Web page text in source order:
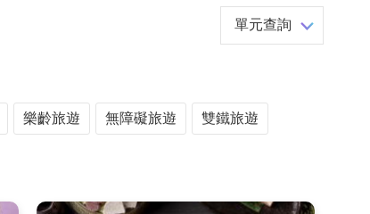
單元查詢
樂齡旅遊 無障礙旅遊 雙鐵旅遊